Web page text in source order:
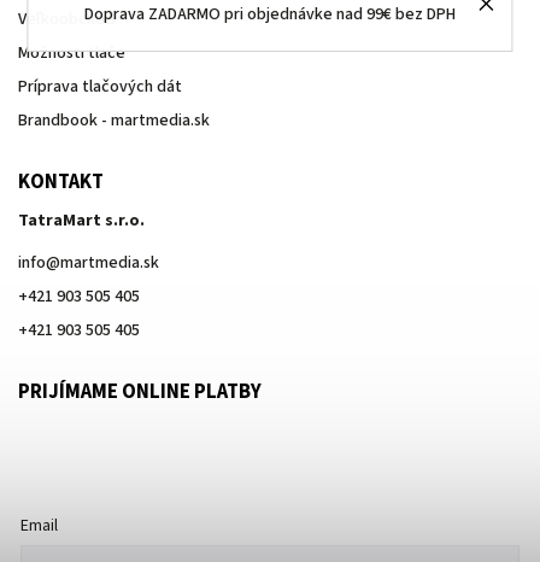
Doprava ZADARMO pri objednávke nad 99€ bez DPH
Veľkoobchod
Možnosti tlače
Príprava tlačových dát
Brandbook - martmedia.sk
KONTAKT
TatraMart s.r.o.
info@martmedia.sk
+421 903 505 405
+421 903 505 405
PRIJÍMAME ONLINE PLATBY
Email